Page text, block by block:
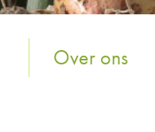
Over ons